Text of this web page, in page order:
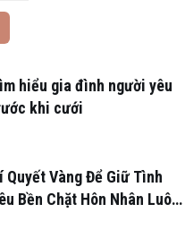
hiểu gia đình người yêu
khi cưới
Quyết Vàng Để Giữ Tình
Bền Chặt Hôn Nhân Luôn